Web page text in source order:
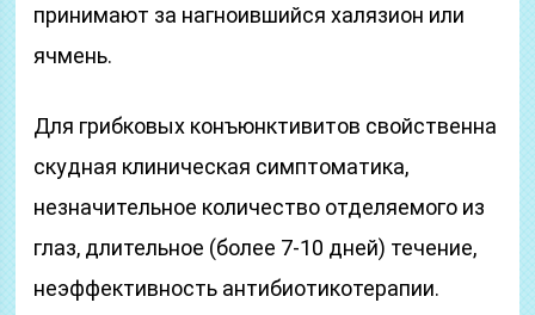
принимают за нагноившийся халязион или
ячмень.
Для грибковых конъюнктивитов свойственна
скудная клиническая симптоматика,
незначительное количество отделяемого из
глаз, длительное (более 7-10 дней) течение,
неэффективность антибиотикотерапии.